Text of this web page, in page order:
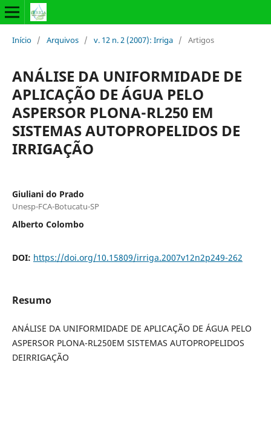
Início / Arquivos / v. 12 n. 2 (2007): Irriga / Artigos
ANÁLISE DA UNIFORMIDADE DE
APLICAÇÃO DE ÁGUA PELO
ASPERSOR PLONA-RL250 EM
SISTEMAS AUTOPROPELIDOS DE
IRRIGAÇÃO
Giuliani do Prado
Unesp-FCA-Botucatu-SP
Alberto Colombo
DOI: https://doi.org/10.15809/irriga.2007v12n2p249-262
Resumo
ANÁLISE DA UNIFORMIDADE DE APLICAÇÃO DE ÁGUA PELO
ASPERSOR PLONA-RL250EM SISTEMAS AUTOPROPELIDOS
DEIRRIGAÇÃO